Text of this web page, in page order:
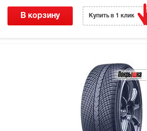
В корзину Купить в 1 клик